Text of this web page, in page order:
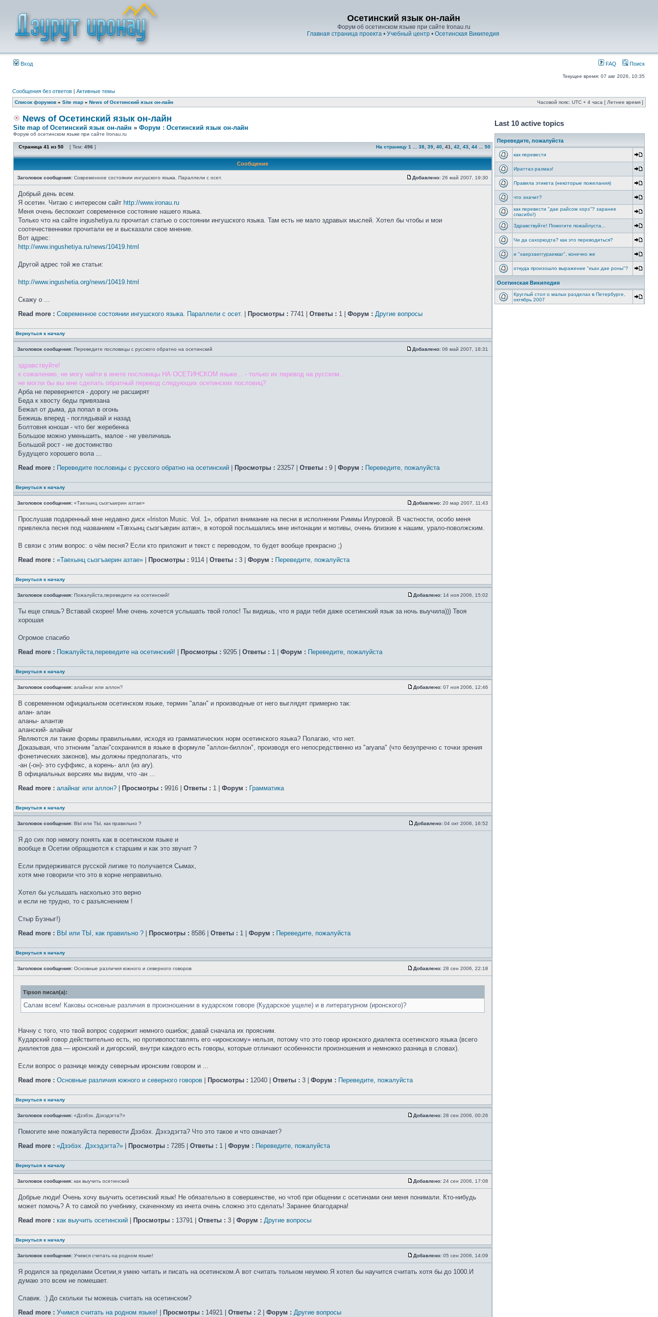
Осетинский язык он-лайн
Форум об осетинском языке при сайте Ironau.ru
Главная страница проекта • Учебный центр • Осетинская Википедия
Вход FAQ Поиск
Текущее время: 07 авг 2026, 10:35
Сообщения без ответов | Активные темы
Список форумов » Site map » News of Осетинский язык он-лайн Часовой пояс: UTC + 4 часа [ Летнее время ]
News of Осетинский язык он-лайн
Site map of Осетинский язык он-лайн » Форум : Осетинский язык он-лайн
Форум об осетинском языке при сайте Ironau.ru
Страница 41 из 50 [ Тем: 496 ] На страницу 1 38 39 40 41 42 43 44 50
Сообщение
Заголовок сообщения: Современное состоянии ингушского языка. Параллели с осет. Добавлено: 26 май 2007, 19:30
Добрый день всем.
Я осетин. Читаю с интересом сайт http://www.ironau.ru
Меня очень беспокоит современное состояние нашего языка.
Только что на сайте ingushetiya.ru прочитал статью о состоянии ингушского языка. Там есть не мало здравых мыслей. Хотел бы чтобы и мои
соотечественники прочитали ее и высказали свое мнение.
Вот адрес:
http://www.ingushetiya.ru/news/10419.html
Другой адрес той же статьи:
http://www.ingushetia.org/news/10419.html
Скажу о ...
Read more : Современное состоянии ингушского языка. Параллели с осет. Просмотры : 7741 | Ответы : 1 | Форум : Другие вопросы
Вернуться к началу
Заголовок сообщения: Переведите пословицы с русского обратно на осетинский Добавлено: 06 май 2007, 18:31
здравствуйте!
к сожалению, не могу найти в инете пословицы НА ОСЕТИНСКОМ языке... - только их перевод на русском...
не могли бы вы мне сделать обратный перевод следующих осетинских пословиц?
Арба не перевернется - дорогу не расширят
Беда к хвосту беды привязана
Бежал от дыма, да попал в огонь
Бежишь вперед - поглядывай и назад
Болтовня юноши - что бег жеребенка
Большое можно уменьшить, малое - не увеличишь
Большой рост - не достоинство
Будущего хорошего вола ...
Read more : Переведите пословицы с русского обратно на осетинский Просмотры : 23257 | Ответы : 9 | Форум : Переведите, пожалуйста
Вернуться к началу
Заголовок сообщения: «Таехынц сызгъаерин азтае» Добавлено: 20 мар 2007, 11:43
Прослушав подаренный мне недавно диск «Iriston Music. Vol. 1», обратил внимание на песни в исполнении Риммы Илуровой. В частности, особо меня
привлекла песня под названием «Тæхынц сызгъæрин азтæ», в которой послышались мне интонации и мотивы, очень близкие к нашим, урало-поволжским.
В связи с этим вопрос: о чём песня? Если кто приложит и текст с переводом, то будет вообще прекрасно ;)
Read more : «Таехынц сызгъаерин азтае» Просмотры : 9114 | Ответы : 3 | Форум : Переведите, пожалуйста
Вернуться к началу
Заголовок сообщения: Пожалуйста,переведите на осетинский! Добавлено: 14 ноя 2006, 15:02
Ты еще спишь? Вставай скорее! Мне очень хочется услышать твой голос! Ты видишь, что я ради тебя даже осетинский язык за ночь выучила))) Твоя
хорошая
Огромое спасибо
Read more : Пожалуйста,переведите на осетинский! Просмотры : 9295 | Ответы : 1 | Форум : Переведите, пожалуйста
Вернуться к началу
Заголовок сообщения: алайнаг или аллон? Добавлено: 07 ноя 2006, 12:46
В современном официальном осетинском языке, термин "алан" и производные от него выглядят примерно так:
алан- алан
аланы- алантæ
аланский- алайнаг
Являются ли такие формы правильными, исходя из грамматических норм осетинского языка? Полагаю, что нет.
Доказывая, что этноним "алан"сохранился в языке в формуле "аллон-биллон", производя его непосредственно из "aryana" (что безупречно с точки зрения
фонетических законов), мы должны предполагать, что
-ан (-он)- это суффикс, а корень- алл (из ary).
В официальных версиях мы видим, что -ан ...
Read more : алайнаг или аллон? Просмотры : 9916 | Ответы : 1 | Форум : Грамматика
Вернуться к началу
Заголовок сообщения: ВЫ или ТЫ, как правильно ? Добавлено: 04 окт 2006, 16:52
Я до сих пор немогу понять как в осетинском языке и
вообще в Осетии обращаются к старшим и как это звучит ?
Если придерживатся русской лигике то получается Сымах,
хотя мне говорили что это в корне неправильно.
Хотел бы услышать насколько это верно
и если не трудно, то с разъяснением !
Стыр Бузныг!)
Read more : ВЫ или ТЫ, как правильно ? Просмотры : 8586 | Ответы : 1 | Форум : Переведите, пожалуйста
Вернуться к началу
Заголовок сообщения: Основные различия южного и северного говоров Добавлено: 28 сен 2006, 22:18
Tipson писал(а):
Салам всем! Каковы основные различия в произношении в кударском говоре (Кударское ущеле) и в литературном (иронского)?
Начну с того, что твой вопрос содержит немного ошибок; давай сначала их проясним.
Кударский говор действительно есть, но противопоставлять его «иронскому» нельзя, потому что это говор иронского диалекта осетинского языка (всего
диалектов два — иронский и дигорский, внутри каждого есть говоры, которые отличают особенности произношения и немножко разница в словах).
Если вопрос о разнице между северным иронским говором и ...
Read more : Основные различия южного и северного говоров Просмотры : 12040 | Ответы : 3 | Форум : Переведите, пожалуйста
Вернуться к началу
Заголовок сообщения: «Дзэбэх. Дэхэдэгта?» Добавлено: 28 сен 2006, 00:26
Помогите мне пожалуйста перевести Дзэбэх. Дэхэдэгта? Что это такое и что означает?
Read more : «Дзэбэх. Дэхэдэгта?» Просмотры : 7285 | Ответы : 1 | Форум : Переведите, пожалуйста
Вернуться к началу
Заголовок сообщения: как выучить осетинский Добавлено: 24 сен 2006, 17:08
Добрые люди! Очень хочу выучить осетинский язык! Не обязательно в совершенстве, но чтоб при общении с осетинами они меня понимали. Кто-нибудь
может помочь? А то самой по учебнику, скаченному из инета очень сложно это сделать! Заранее благодарна!
Read more : как выучить осетинский Просмотры : 13791 | Ответы : 3 | Форум : Другие вопросы
Вернуться к началу
Заголовок сообщения: Учимся считать на родном языке! Добавлено: 05 сен 2006, 14:09
Я родился за пределами Осетии,я умею читать и писать на осетинском.А вот считать тольком неумею.Я хотел бы научится считать хотя бы до 1000.И
думаю это всем не помешает.
Славик. :) До скольки ты можешь считать на осетинском?
Read more : Учимся считать на родном языке! Просмотры : 14921 | Ответы : 2 | Форум : Другие вопросы
Last 10 active topics
Переведите, пожалуйста
как перевести
Ираттаэ размаэ!
Правила этикета (некоторые пожелания)
что значит?
как перевести "дае райсом хорз"? заранее
спасибо!)
Здравствуйте! Помогите пожайлуста...
Чи да сахоркодта? как это переводиться?
и "хаерзаеггураеккаг", конечно же
откуда произошло выражение "къах дае роны"?
Осетинская Википедия
Круглый стол о малых разделах в Петербурге,
октябрь 2007